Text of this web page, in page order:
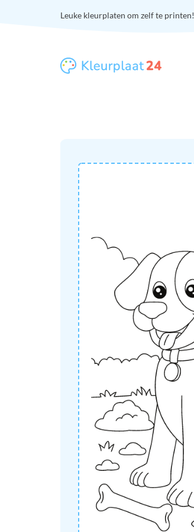
Leuke kleurplaten om zelf te printen!